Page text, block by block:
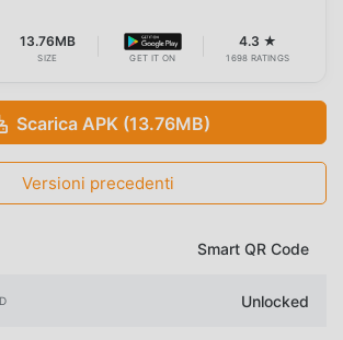
13.76MB
SIZE GET IT ON
4.3 ★
1698 RATINGS
Scarica APK (13.76MB)
Versioni precedenti
Smart QR Code
Unlocked